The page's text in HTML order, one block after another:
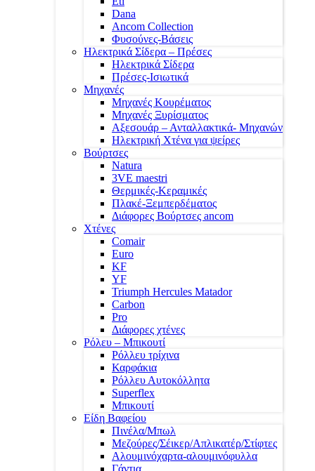
Dana
Ancom Collection
Φυσούνες-Βάσεις
Ηλεκτρικά Σίδερα – Πρέσες
Ηλεκτρικά Σίδερα
Πρέσες-Ισιωτικά
Μηχανές
Μηχανές Κουρέματος
Μηχανές Ξυρίσματος
Αξεσουάρ – Ανταλλακτικά- Μηχανών
Ηλεκτρική Χτένα για ψείρες
Βούρτσες
Natura
3VE maestri
Θερμικές-Κεραμικές
Πλακέ-Ξεμπερδέματος
Διάφορες Βούρτσες ancom
Χτένες
Comair
Euro
KF
YF
Triumph Hercules Matador
Carbon
Pro
Διάφορες χτένες
Ρόλευ – Μπικουτί
Ρόλλευ τρίχινα
Καρφάκια
Ρόλλευ Αυτοκόλλητα
Superflex
Μπικουτί
Είδη Βαφείου
Πινέλα/Μπωλ
Μεζούρες/Σέικερ/Απλικατέρ/Στίφτες
Αλουμινόχαρτα-αλουμινόφυλλα
Γάντια